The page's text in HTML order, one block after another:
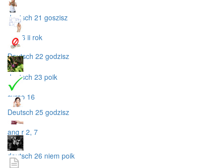
deutsch 21 goszisz
ang 6 ii rok
Deutsch 22 godzisz
deutsch 23 poik
curso 16
Deutsch 25 godzisz
ang r 2, 7
deutsch 26 niem poik